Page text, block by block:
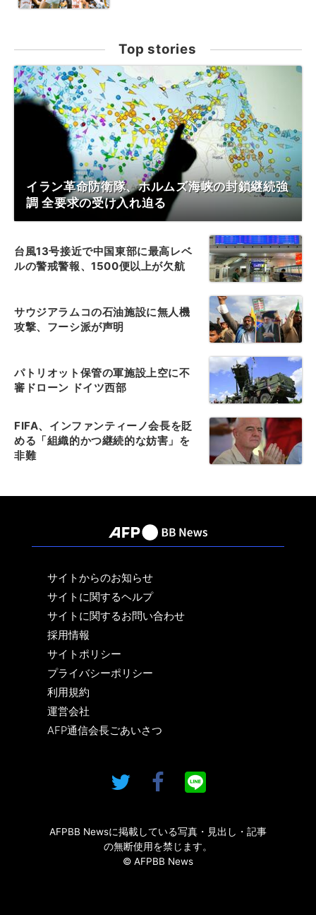
Top stories
イラン革命防衛隊、ホルムズ海峡の封鎖継続強
調 全要求の受け入れ迫る
台風13号接近で中国東部に最高レベ
ルの警戒警報、1500便以上が欠航
サウジアラムコの石油施設に無人機
攻撃、フーシ派が声明
パトリオット保管の軍施設上空に不
審ドローン ドイツ西部
FIFA、インファンティーノ会長を貶
める「組織的かつ継続的な妨害」を
非難
サイトからのお知らせ
サイトに関するヘルプ
サイトに関するお問い合わせ
採用情報
サイトポリシー
プライバシーポリシー
利用規約
運営会社
AFP通信会長ごあいさつ
AFPBB Newsに掲載している写真・見出し・記事
の無断使用を禁じます。
© AFPBB News